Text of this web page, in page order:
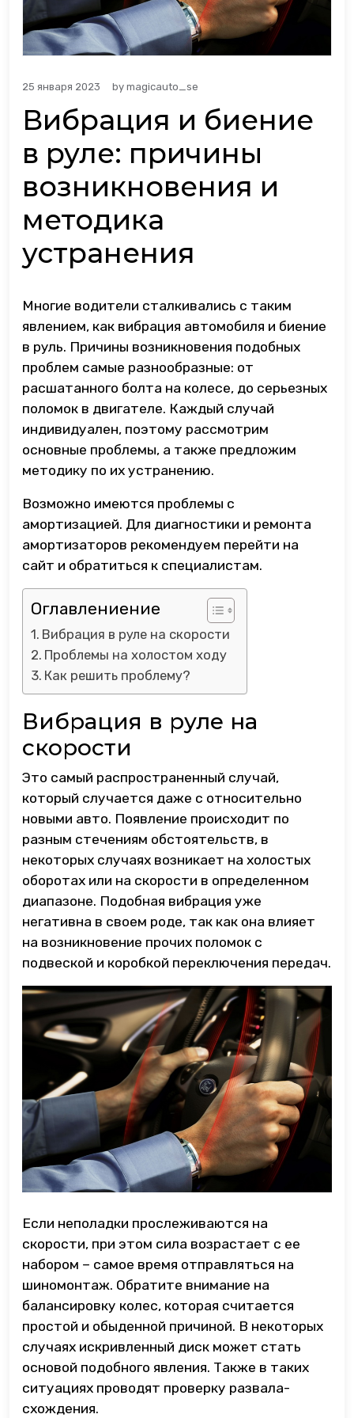
25 января 2023 by magicauto_se
Вибрация и биение
в руле: причины
возникновения и
методика
устранения
Многие водители сталкивались с таким
явлением, как вибрация автомобиля и биение
в руль. Причины возникновения подобных
проблем самые разнообразные: от
расшатанного болта на колесе, до серьезных
поломок в двигателе. Каждый случай
индивидуален, поэтому рассмотрим
основные проблемы, а также предложим
методику по их устранению.
Возможно имеются проблемы с
амортизацией. Для диагностики и ремонта
амортизаторов рекомендуем перейти на
сайт и обратиться к специалистам.
Оглавлениение
Вибрация в руле на скорости
Проблемы на холостом ходу
Как решить проблему?
Вибрация в руле на
скорости
Это самый распространенный случай,
который случается даже с относительно
новыми авто. Появление происходит по
разным стечениям обстоятельств, в
некоторых случаях возникает на холостых
оборотах или на скорости в определенном
диапазоне. Подобная вибрация уже
негативна в своем роде, так как она влияет
на возникновение прочих поломок с
подвеской и коробкой переключения передач.
Если неполадки прослеживаются на
скорости, при этом сила возрастает с ее
набором – самое время отправляться на
шиномонтаж. Обратите внимание на
балансировку колес, которая считается
простой и обыденной причиной. В некоторых
случаях искривленный диск может стать
основой подобного явления. Также в таких
ситуациях проводят проверку развала-
схождения.